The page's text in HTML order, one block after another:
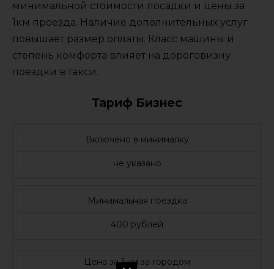
минимальной стоимости посадки и цены за
1км проезда. Наличие дополнительных услуг
повышает размер оплаты. Класс машины и
степень комфорта влияет на дороговизну
поездки в такси.
Тариф Бизнес
Включено в минималку
не указано
Минимальная поездка
400 рублей
Цена за 1 км за городом